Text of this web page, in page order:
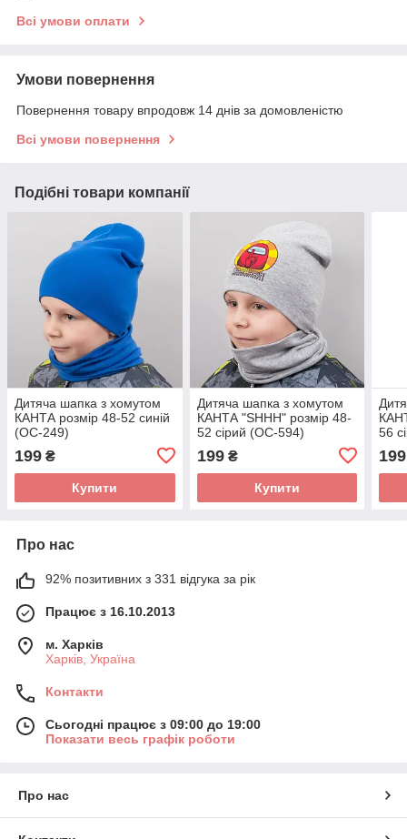
Всі умови оплати
Умови повернення
Повернення товару впродовж 14 днів за домовленістю
Всі умови повернення
Подібні товари компанії
Дитяча шапка з хомутом
КАНТА розмір 48-52 синій
(OC-249)
199 ₴
Купити
Дитяча шапка з хомутом
КАНТА "SHHH" розмір 48-
52 сірий (OC-594)
199₴
Купити
56
199
Про нас
92% позитивних з 331 відгука за рік
Працює з 16.10.2013
м. Харків
Харків, Україна
Контакти
Сьогодні працює з 09:00 до 19:00
Показати весь графік роботи
Про нас